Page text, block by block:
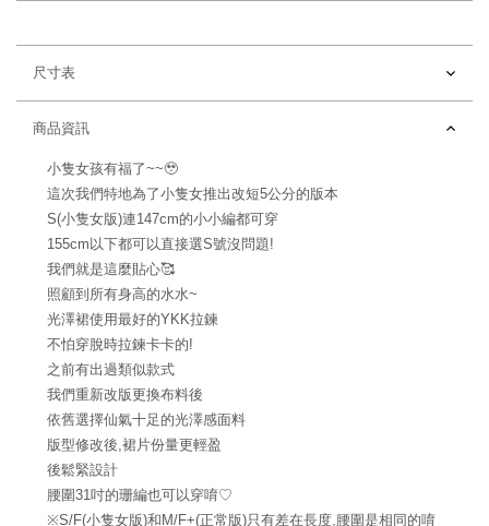
尺寸表
商品資訊
小隻女孩有福了~~🥹
這次我們特地為了小隻女推出改短5公分的版本
S(小隻女版)連147cm的小小編都可穿
155cm以下都可以直接選S號沒問題!
我們就是這麼貼心🥰
照顧到所有身高的水水~
光澤裙使用最好的YKK拉鍊
不怕穿脫時拉鍊卡卡的!
之前有出過類似款式
我們重新改版更換布料後
依舊選擇仙氣十足的光澤感面料
版型修改後,裙片份量更輕盈
後鬆緊設計
腰圍31吋的珊編也可以穿唷♡
※S/F(小隻女版)和M/F+(正常版)只有差在長度,腰圍是相同的唷